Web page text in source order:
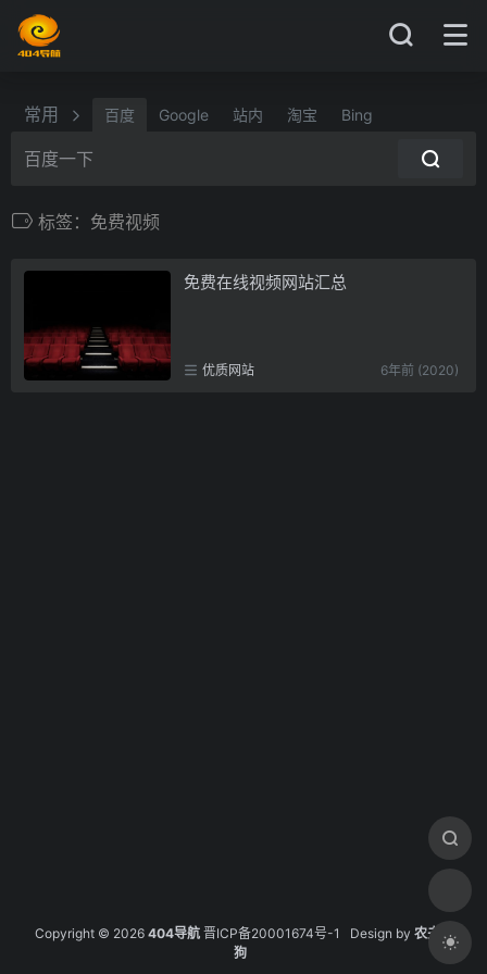
常用 百度 Google 站内 淘宝 Bing
标签：免费视频
免费在线视频网站汇总
优质网站 6年前 (2020)
Copyright © 2026 404导航 晋ICP备20001674号-1 Design by 农夫的
狗